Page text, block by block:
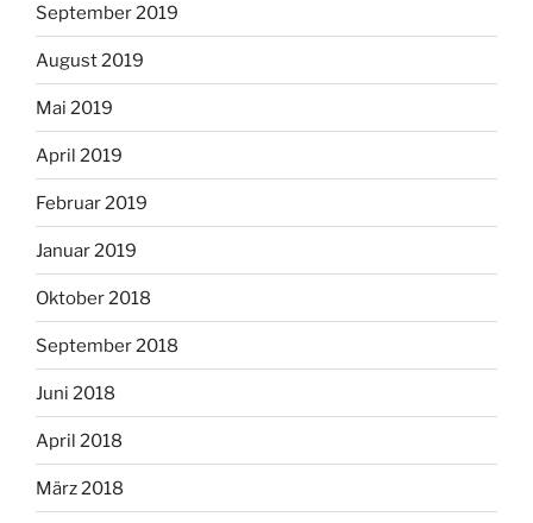
September 2019
August 2019
Mai 2019
April 2019
Februar 2019
Januar 2019
Oktober 2018
September 2018
Juni 2018
April 2018
März 2018